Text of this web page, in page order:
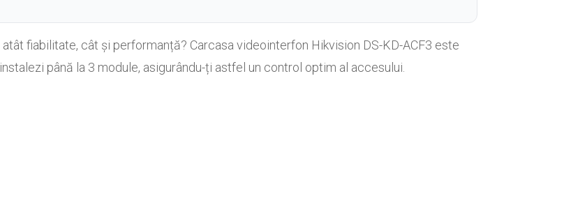
fiabilitate, cât și performanță? Carcasa videointerfon Hikvision DS-KD-ACF3 este
până la 3 module, asigurându-ți astfel un control optim al accesului.